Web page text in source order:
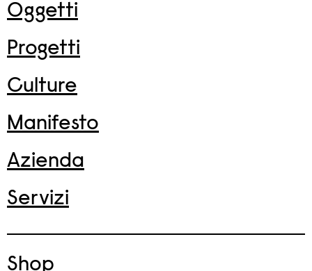
Oggetti
Progetti
Culture
Manifesto
Azienda
Servizi
Shop